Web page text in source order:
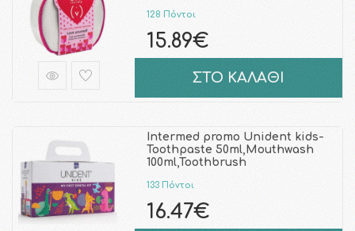
128 Πόντοι
15.89€
ΣΤΟ ΚΑΛΑΘΙ
Intermed promo Unident kids-
Toothpaste 50ml,Mouthwash
100ml,Toothbrush
133 Πόντοι
16.47€